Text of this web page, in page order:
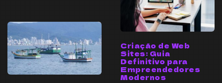
Criação de Web
Sites: Guia
Definitivo para
Empreendedores
Modernos